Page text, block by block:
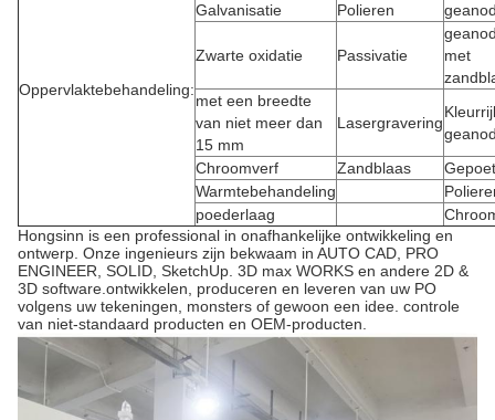
Oppervlaktebehandeling:
Galvanisatie Polieren
Zwarte oxidatie Passivatie
met
met een breedte
van niet meer dan
15 mm
Lasergravering
Chroomverf
Zandblaas
Warmtebehandeling
poederlaag
Hongsinn is een professional in onafhankelijke ontwikkeling en
ontwerp. Onze ingenieurs zijn bekwaam in AUTO CAD, PRO
ENGINEER, SOLID, SketchUp. 3D max WORKS en andere 2D &
3D software.ontwikkelen, produceren en leveren van uw PO
volgens uw tekeningen, monsters of gewoon een idee. controle
van niet-standaard producten en OEM-producten.